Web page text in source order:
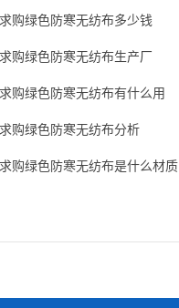
购绿色防寒无纺布多少钱
购绿色防寒无纺布生产厂
购绿色防寒无纺布有什么用
购绿色防寒无纺布分析
购绿色防寒无纺布是什么材质